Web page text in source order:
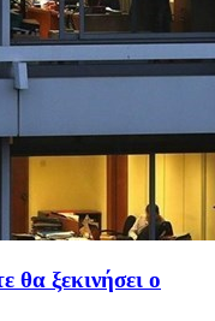
θα ξεκινήσει ο